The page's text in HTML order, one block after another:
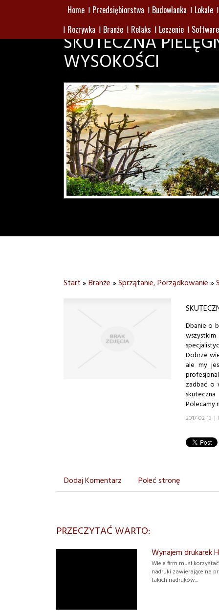
Home Przedsiębiorstwa Budowlanka
Lokale
Rozrywka
Branże Relaks Leczenie Software
SKUTECZNA
WYSOKOŚCI
Start»Branże»Sprzątanie, Porządkowanie»
Dbanie o
Dobrze
ale my
zadbać o
Polecamy
2017-02-13 |
Dodaj Komentarz Poleć stronę
PRZECZYTAĆ WARTO:
Wynajem drukarek
Wiele firm musi
nadruki zawierające na
takich nadruków...